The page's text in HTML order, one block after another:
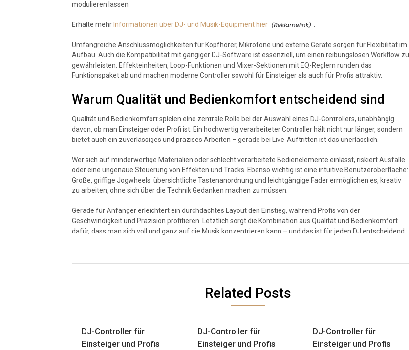
modulieren lassen.
Erhalte mehr Informationen über DJ- und Musik-Equipment hier
Umfangreiche Anschlussmöglichkeiten für Kopfhörer, Mikrofone und externe Geräte sorgen für Flexibilität im
Aufbau. Auch die Kompatibilität mit gängiger DJ-Software ist essenziell, um einen reibungslosen Workflow zu
gewährleisten. Effekteinheiten, Loop-Funktionen und Mixer-Sektionen mit EQ-Reglern runden das
Funktionspaket ab und machen moderne Controller sowohl für Einsteiger als auch für Profis attraktiv.
Warum Qualität und Bedienkomfort entscheidend sind
Qualität und Bedienkomfort spielen eine zentrale Rolle bei der Auswahl eines DJ-Controllers, unabhängig
davon, ob man Einsteiger oder Profi ist. Ein hochwertig verarbeiteter Controller hält nicht nur länger, sondern
bietet auch ein zuverlässiges und präzises Arbeiten – gerade bei Live-Auftritten ist das unerlässlich.
Wer sich auf minderwertige Materialien oder schlecht verarbeitete Bedienelemente einlässt, riskiert Ausfälle
oder eine ungenaue Steuerung von Effekten und Tracks. Ebenso wichtig ist eine intuitive Benutzeroberfläche:
Große, griffige Jogwheels, übersichtliche Tastenanordnung und leichtgängige Fader ermöglichen es, kreativ
zu arbeiten, ohne sich über die Technik Gedanken machen zu müssen.
Gerade für Anfänger erleichtert ein durchdachtes Layout den Einstieg, während Profis von der
Geschwindigkeit und Präzision profitieren. Letztlich sorgt die Kombination aus Qualität und Bedienkomfort
dafür, dass man sich voll und ganz auf die Musik konzentrieren kann – und das ist für jeden DJ entscheidend.
Related Posts
DJ-Controller für
Einsteiger und Profis
DJ-Controller für
Einsteiger und Profis
DJ-Controller für
Einsteiger und Profis